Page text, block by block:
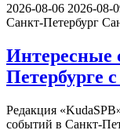
2026-08-06 2026-08-
Санкт-Петербург
Интересные
Петербурге
Редакция
событий в Санкт-